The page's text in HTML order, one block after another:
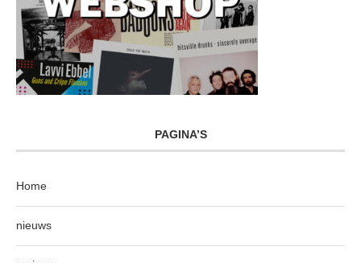
PAGINA’S
Home
nieuws